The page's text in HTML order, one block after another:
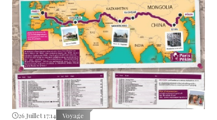
26 Juillet 17:14 Voyage